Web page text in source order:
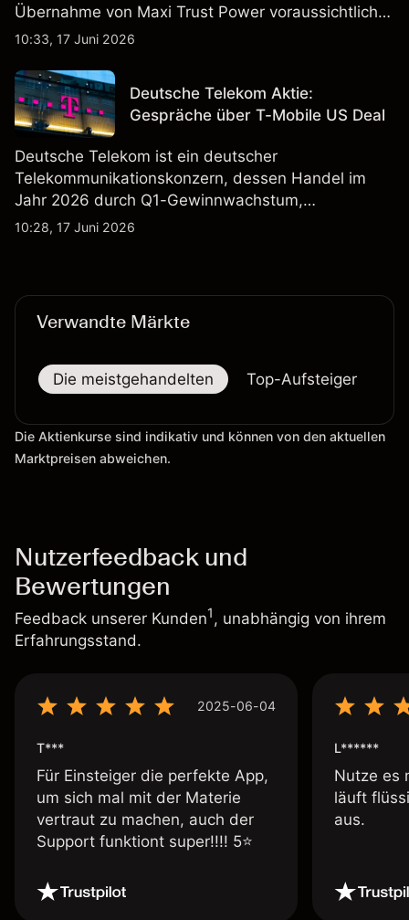
Übernahme von Maxi Trust Power voraussichtlich
40 Mio. € zum Umsatz von DEUTZ Energy
Vergangenheit ist kein verlässlicher Indikator für
zukünftige Ergebnisse.
10:33, 17 Juni 2026
Deutsche Telekom Aktie:
Gespräche über T-Mobile US Deal
Deutsche Telekom ist ein deutscher
Telekommunikationskonzern, dessen Handel im
Jahr 2026 durch Q1-Gewinnwachstum,
Aktienrückkäufe und Berichte über einen möglichen
10:28, 17 Juni 2026
Verwandte Märkte
Die meistgehandelten Top-Aufsteiger
Die Aktienkurse sind indikativ und können von den aktuellen
Marktpreisen abweichen.
Nutzerfeedback und
Bewertungen
Feedback unserer Kunden1, unabhängig von ihrem
Erfahrungsstand.
2025-06-04
T***
Für Einsteiger die perfekte App,
um sich mal mit der Materie
vertraut zu machen, auch der
Support funktiont super!!!! 5⭐️
L******
Nutze es
läuft
aus.